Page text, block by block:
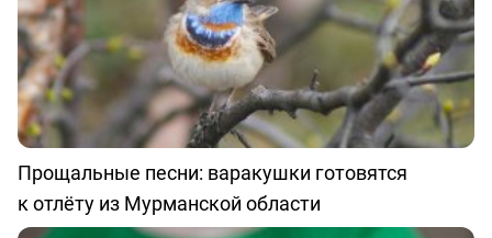
Прощальные песни: варакушки готовятся
к отлёту из Мурманской области